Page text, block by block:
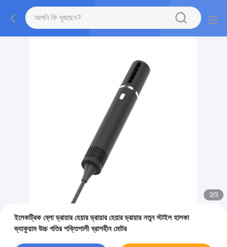
2/3
ইলেকট্রিক ব্লো ড্রায়ার হেয়ার ড্রায়ার হেয়ার ড্রায়ার নতুন স্টাইল হালকা
ভ্যাকুয়াম উচ্চ গতির শক্তিশালী ব্রাশহীন মোটর